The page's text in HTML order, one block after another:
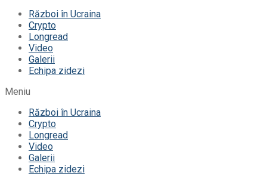
Război în Ucraina
Crypto
Longread
Video
Galerii
Echipa zidezi
Meniu
Război în Ucraina
Crypto
Longread
Video
Galerii
Echipa zidezi